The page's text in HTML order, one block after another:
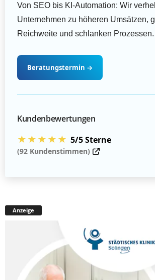
Von SEO bis KI-Automation: Wir
Unternehmen zu höheren Umsätzen,
Reichweite und schlanken Prozessen.
Beratungstermin →
Kundenbewertungen
★★★★★ 5/5 Sterne
(92 Kundenstimmen)
Anzeige